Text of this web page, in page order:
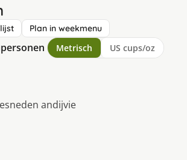
Plan in weekmenu
personen Metrisch US cups/oz
andijvie